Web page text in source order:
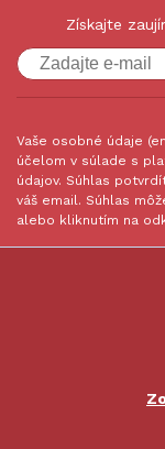
Získajte
Vaše osobné údaje
účelom v súlade s
údajov. Súhlas
váš email. Súhlas
alebo kliknutím na